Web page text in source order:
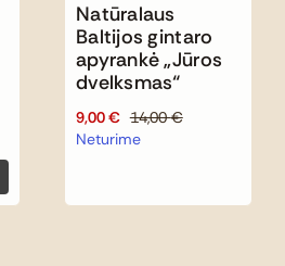
Natūralaus
Baltijos gintaro
apyrankė „Jūros
dvelksmas“
14,00€
Original
9,00€
Current
Neturime